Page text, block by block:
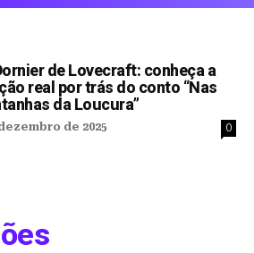
de Lovecraft: conheça a
real por trás do conto “Nas
da Loucura”
de 2025 0